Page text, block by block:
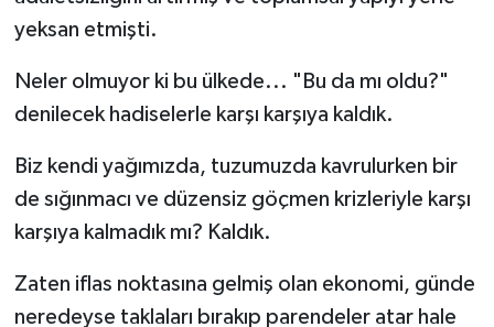
yeksan etmişti.
Neler olmuyor ki bu ülkede... "Bu da mı oldu?"
denilecek hadiselerle karşı karşıya kaldık.
Biz kendi yağımızda, tuzumuzda kavrulurken bir
de sığınmacı ve düzensiz göçmen krizleriyle karşı
karşıya kalmadık mı? Kaldık.
Zaten iflas noktasına gelmiş olan ekonomi, günde
neredeyse taklaları bırakıp parendeler atar hale